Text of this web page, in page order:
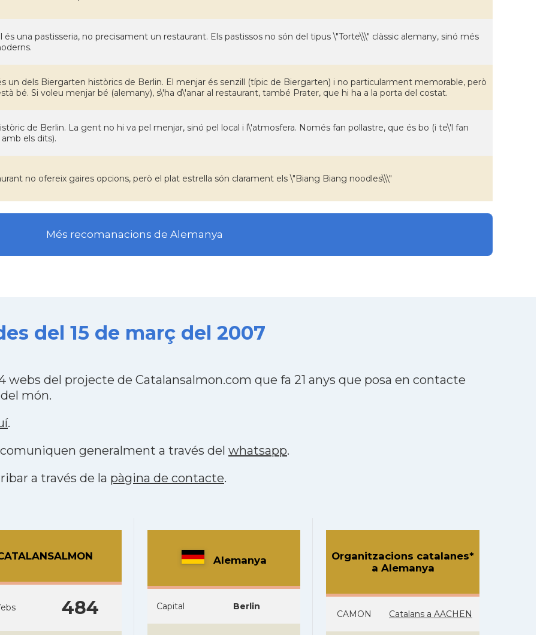
és una pastisseria, no precisament un restaurant. Els pastissos no són del tipus \"Torte\\\" clàssic alemany, sinó més
un dels Biergarten històrics de Berlin. El menjar és senzill (típic de Biergarten) i no particularment memorable, però
bé. Si voleu menjar bé (alemany), s\'ha d\'anar al restaurant, també Prater, que hi ha a la porta del costat.
de Berlin. La gent no hi va pel menjar, sinó pel local i l\'atmosfera. Només fan pollastre, que és bo (i te\'l fan
els dits).
no ofereix gaires opcions, però el plat estrella són clarament els \"Biang Biang noodles\\\"
Més recomanacions de Alemanya
del 15 de març del 2007
webs del projecte de Catalansalmon.com que fa 21 anys que posa en contacte
món.
.
generalment a través del whatsapp.
a través de la pàgina de contacte.
484
Alemanya
Capital Berlin
Organitzacions catalanes*
a Alemanya
CAMON Catalans a AACHEN